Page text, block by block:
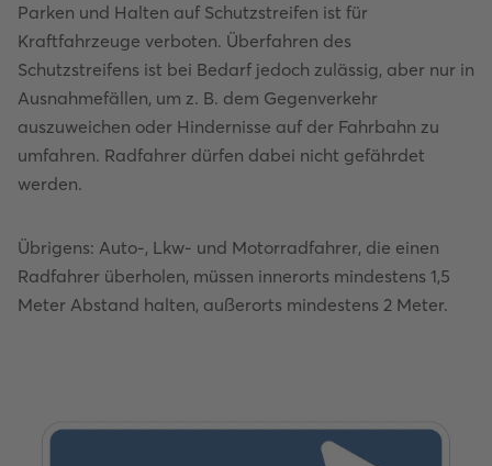
Parken und Halten auf Schutzstreifen ist für
Kraftfahrzeuge verboten. Überfahren des
Schutzstreifens ist bei Bedarf jedoch zulässig, aber nur in
Ausnahmefällen, um z. B. dem Gegenverkehr
auszuweichen oder Hindernisse auf der Fahrbahn zu
umfahren. Radfahrer dürfen dabei nicht gefährdet
werden.
Übrigens: Auto-, Lkw- und Motorradfahrer, die einen
Radfahrer überholen, müssen innerorts mindestens 1,5
Meter Abstand halten, außerorts mindestens 2 Meter.